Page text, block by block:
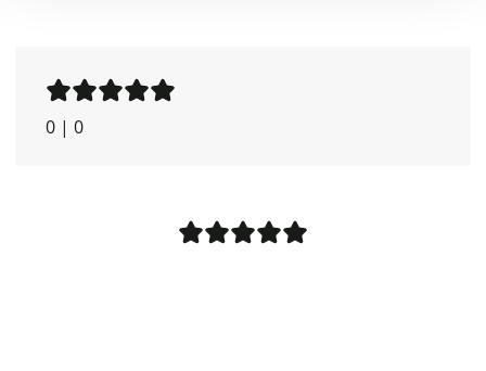
0 | 0